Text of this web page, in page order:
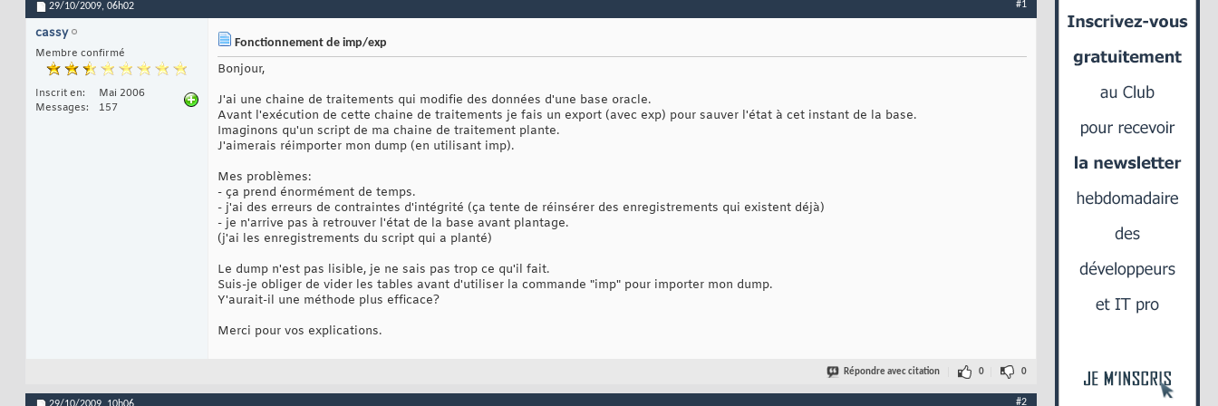
29/10/2009, 06h02 #1
cassy
Membre confirmé
Inscrit en
Mai 2006
Messages
157
Fonctionnement de imp/exp
Bonjour,
J'ai une chaine de traitements qui modifie des données d'une base oracle.
Avant l'exécution de cette chaine de traitements je fais un export (avec exp) pour sauver l'état à cet instant de la base.
Imaginons qu'un script de ma chaine de traitement plante.
J'aimerais réimporter mon dump (en utilisant imp).
Mes problèmes:
- ça prend énormément de temps.
- j'ai des erreurs de contraintes d'intégrité (ça tente de réinsérer des enregistrements qui existent déjà)
- je n'arrive pas à retrouver l'état de la base avant plantage.
(j'ai les enregistrements du script qui a planté)
Le dump n'est pas lisible, je ne sais pas trop ce qu'il fait.
Suis-je obliger de vider les tables avant d'utiliser la commande "imp" pour importer mon dump.
Y'aurait-il une méthode plus efficace?
Merci pour vos explications.
Répondre avec citation 0 0
#2